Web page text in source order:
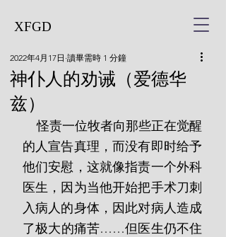
XFGD
神仆人的劝诫（爱德华
兹）
2022年4月17日 讀畢需時 1 分鐘
    怪责一位牧者向那些正在觉醒
的人宣告真理，而没有即时给予
他们安慰，这就像指责一个外科
医生，因为当他开始把手术刀刺
入病人的身体，因此对病人造成
了极大的痛苦……但医生仍不住